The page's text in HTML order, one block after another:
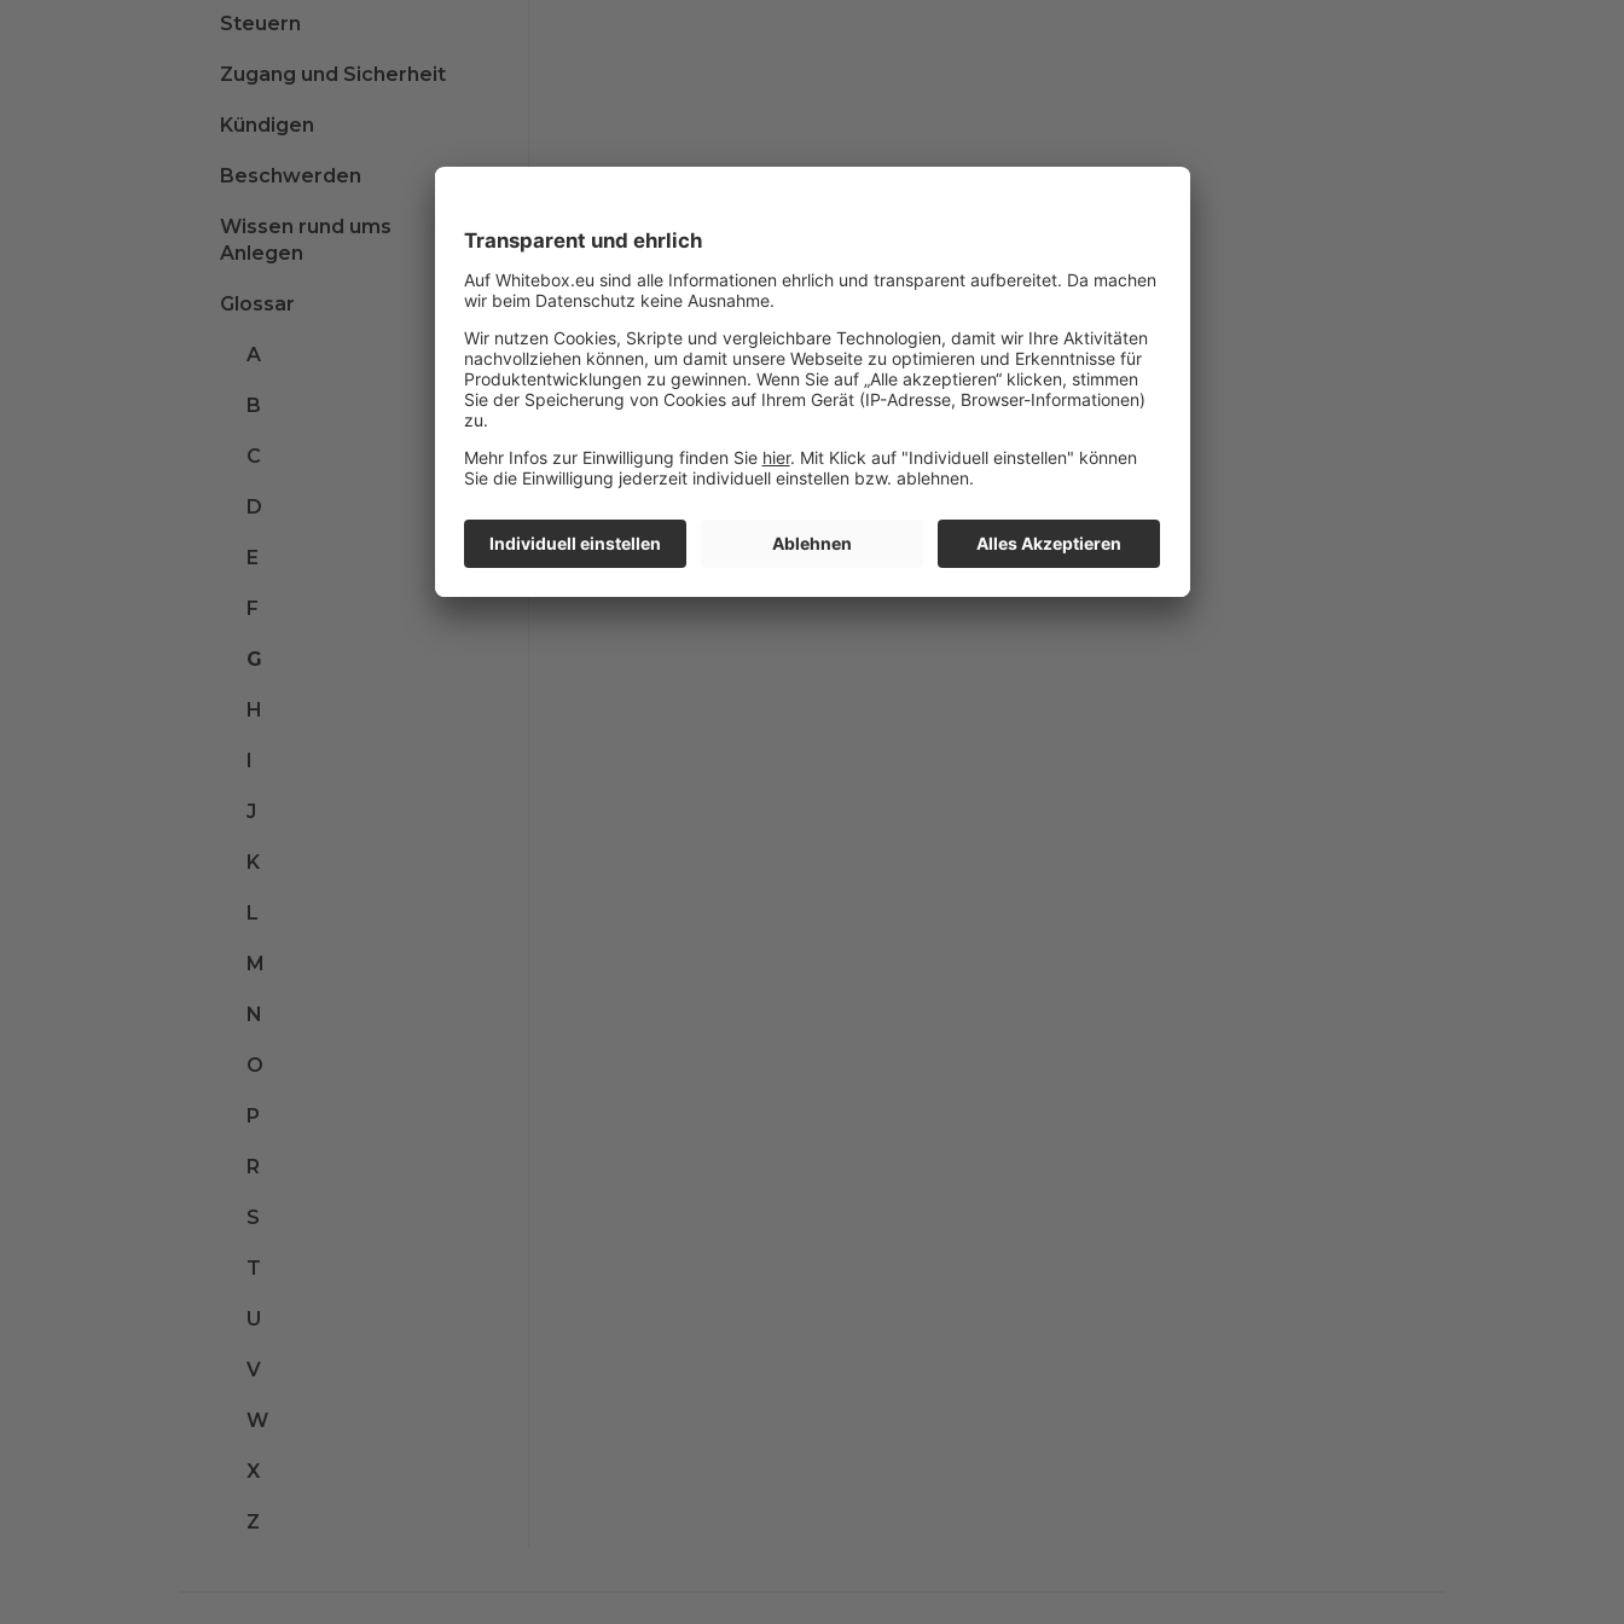
Steuern
Zugang und Sicherheit
Kündigen
Beschwerden
Wissen rund ums
Anlegen
Glossar
A
B
C
D
E
F
G
H
I
J
K
L
M
N
O
P
R
S
T
U
V
W
X
Z